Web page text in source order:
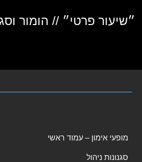
״שיעור פרטי״ // הומור
מופעי אימון – עמוד ראשי
סגנונות ניהול